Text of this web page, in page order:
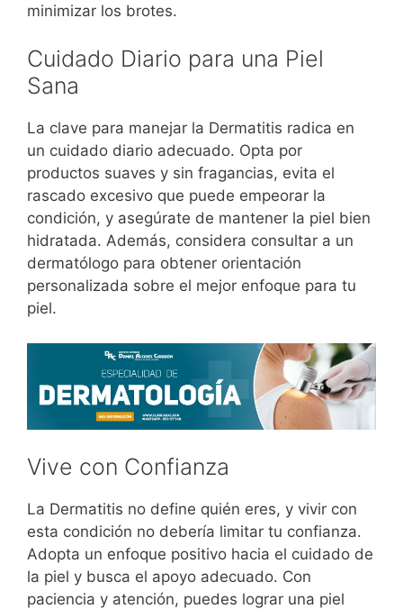
minimizar los brotes.
Cuidado Diario para una Piel
Sana
La clave para manejar la Dermatitis radica en
un cuidado diario adecuado. Opta por
productos suaves y sin fragancias, evita el
rascado excesivo que puede empeorar la
condición, y asegúrate de mantener la piel bien
hidratada. Además, considera consultar a un
dermatólogo para obtener orientación
personalizada sobre el mejor enfoque para tu
piel.
Vive con Confianza
La Dermatitis no define quién eres, y vivir con
esta condición no debería limitar tu confianza.
Adopta un enfoque positivo hacia el cuidado de
la piel y busca el apoyo adecuado. Con
paciencia y atención, puedes lograr una piel